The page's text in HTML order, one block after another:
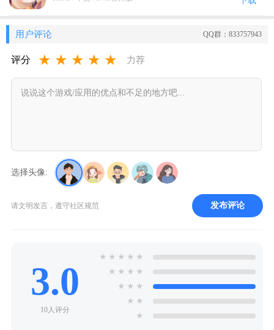
用户评论 QQ群：833757943
评分 ★ ★ ★ ★ ★ 力荐
选择头像:
请文明发言，遵守社区规范 发布评论
3.0
10人评分
★ ★ ★ ★ ★
★ ★ ★ ★
★ ★ ★
★ ★
★